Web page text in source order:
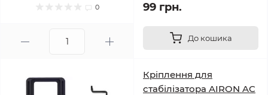
0 99 грн.
До кошика
Кріплення для
стабілізатора AIRON AC